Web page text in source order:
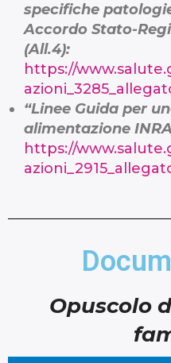
specifiche
Accordo Stato-
(All.4):
https://
“Linee Guida per
alimentazione
https://
Opuscolo